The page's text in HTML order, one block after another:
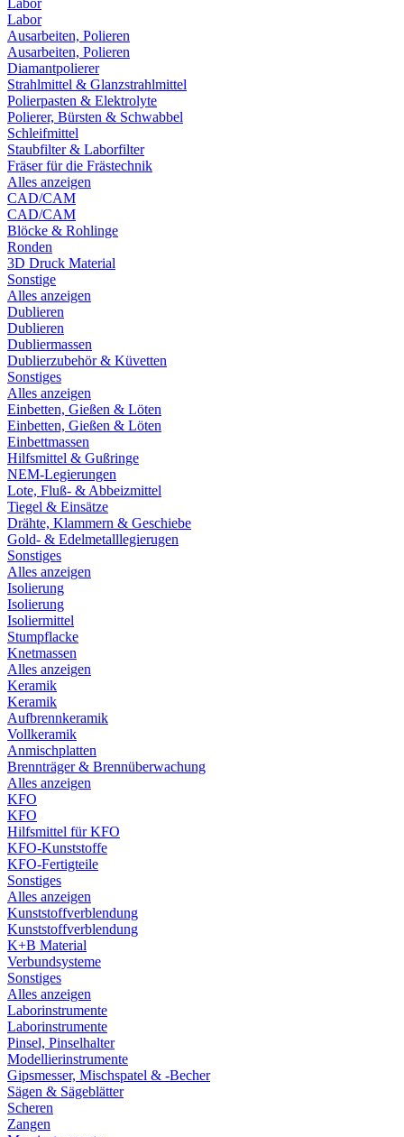
Labor
Labor
Ausarbeiten, Polieren
Ausarbeiten, Polieren
Diamantpolierer
Strahlmittel & Glanzstrahlmittel
Polierpasten & Elektrolyte
Polierer, Bürsten & Schwabbel
Schleifmittel
Staubfilter & Laborfilter
Fräser für die Frästechnik
Alles anzeigen
CAD/CAM
CAD/CAM
Blöcke & Rohlinge
Ronden
3D Druck Material
Sonstige
Alles anzeigen
Dublieren
Dublieren
Dubliermassen
Dublierzubehör & Küvetten
Sonstiges
Alles anzeigen
Einbetten, Gießen & Löten
Einbetten, Gießen & Löten
Einbettmassen
Hilfsmittel & Gußringe
NEM-Legierungen
Lote, Fluß- & Abbeizmittel
Tiegel & Einsätze
Drähte, Klammern & Geschiebe
Gold- & Edelmetalllegierugen
Sonstiges
Alles anzeigen
Isolierung
Isolierung
Isoliermittel
Stumpflacke
Knetmassen
Alles anzeigen
Keramik
Keramik
Aufbrennkeramik
Vollkeramik
Anmischplatten
Brennträger & Brennüberwachung
Alles anzeigen
KFO
KFO
Hilfsmittel für KFO
KFO-Kunststoffe
KFO-Fertigteile
Sonstiges
Alles anzeigen
Kunststoffverblendung
Kunststoffverblendung
K+B Material
Verbundsysteme
Sonstiges
Alles anzeigen
Laborinstrumente
Laborinstrumente
Pinsel, Pinselhalter
Modellierinstrumente
Gipsmesser, Mischspatel & -Becher
Sägen & Sägeblätter
Scheren
Zangen